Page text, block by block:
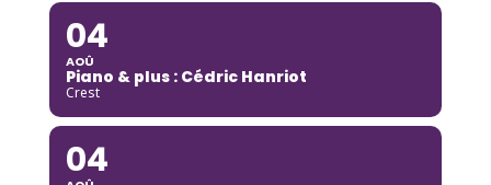
04
AOÛ
Piano & plus : Cédric Hanriot
Crest
04